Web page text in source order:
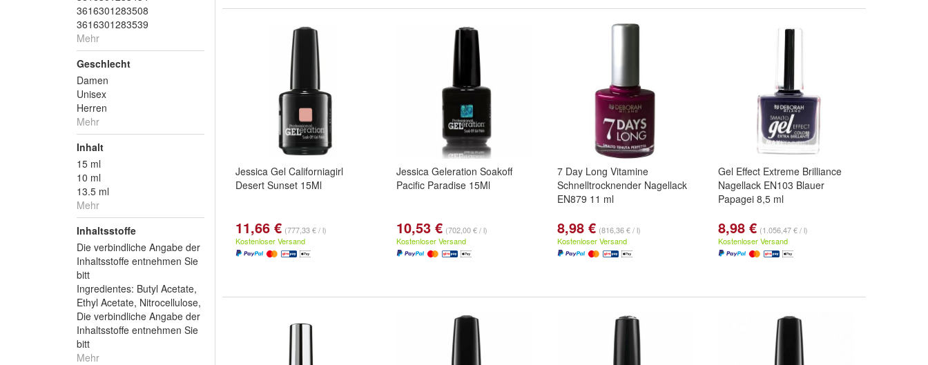
3616301283508
3616301283539
Mehr
Geschlecht
Damen
Unisex
Herren
Mehr
Inhalt
15 ml
10 ml
13.5 ml
Mehr
Inhaltsstoffe
Die verbindliche Angabe der
Inhaltsstoffe entnehmen Sie
bitt
Ingredientes: Butyl Acetate,
Ethyl Acetate, Nitrocellulose,
Die verbindliche Angabe der
Inhaltsstoffe entnehmen Sie
bitt
Mehr
Jessica Gel Californiagirl
Desert Sunset 15Ml
11,66 € (777,33 € / l)
Kostenloser Versand
Jessica Geleration Soakoff
Pacific Paradise 15Ml
10,53 € (702,00 € / l)
Kostenloser Versand
7 Day Long Vitamine
Schnelltrocknender Nagellack
EN879 11 ml
8,98 € (816,36 € / l)
Kostenloser Versand
Gel Effect Extreme Brilliance
Nagellack EN103 Blauer
Papagei 8,5 ml
8,98 € (1.056,47 € / l)
Kostenloser Versand